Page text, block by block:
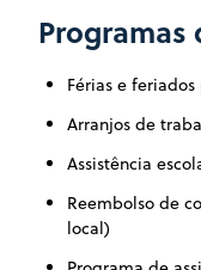
Férias e feriados
Arranjos de
Assistência
Reembolso de
local)